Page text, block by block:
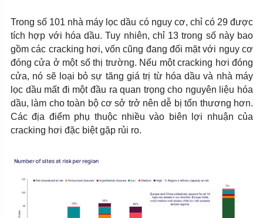
Trong số 101 nhà máy lọc dầu có nguy cơ, chỉ có 29 được
tích hợp với hóa dầu. Tuy nhiên, chỉ 13 trong số này bao
gồm các cracking hơi, vốn cũng đang đối mặt với nguy cơ
đóng cửa ở một số thị trường. Nếu một cracking hơi đóng
cửa, nó sẽ loại bỏ sự tăng giá trị từ hóa dầu và nhà máy
lọc dầu mất đi một đầu ra quan trọng cho nguyên liệu hóa
dầu, làm cho toàn bộ cơ sở trở nên dễ bị tổn thương hơn.
Các địa điểm phụ thuộc nhiều vào biên lợi nhuận của
cracking hơi đặc biệt gặp rủi ro.